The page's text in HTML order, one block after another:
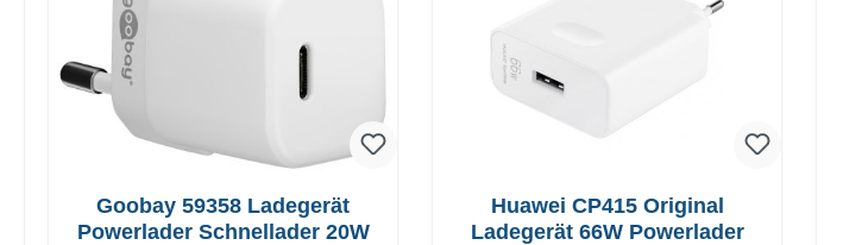
Goobay 59358 Ladegerät
Powerlader Schnellader 20W
Huawei CP415 Original
Ladegerät 66W Powerlader